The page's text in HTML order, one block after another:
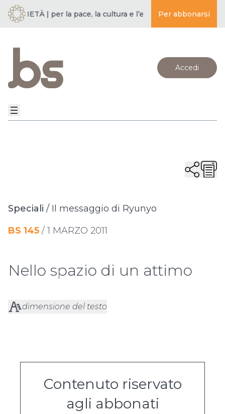
SOCIETÀ | per la pace, la cultura e l’educazione ·Per abbonarsi
Accedi
Speciali / Il messaggio di Ryunyo
BS 145 / 1 MARZO 2011
Nello spazio di un attimo
dimensione del testo
Contenuto riservato
agli abbonati